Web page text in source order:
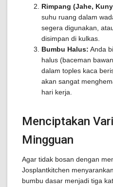
Rimpang (Jahe,
suhu ruang dalam
segera digunakan,
disimpan di kulkas.
Bumbu Halus: Anda
halus (baceman
dalam toples kaca
akan sangat
hari kerja.
Menciptakan
Mingguan
Agar tidak bosan dengan
Josplantkitchen
bumbu dasar menjadi tiga